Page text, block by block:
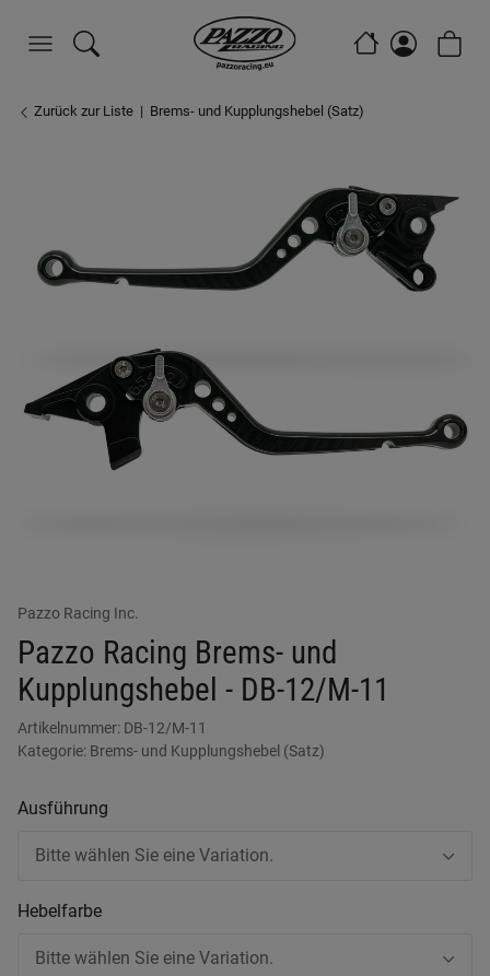
Zurück zur Liste Brems- und Kupplungshebel (Satz)
Pazzo Racing Inc.
Pazzo Racing Brems- und
Kupplungshebel - DB-12/M-11
Artikelnummer: DB-12/M-11
Kategorie: Brems- und Kupplungshebel (Satz)
Ausführung
Bitte wählen Sie eine Variation.
Hebelfarbe
Bitte wählen Sie eine Variation.